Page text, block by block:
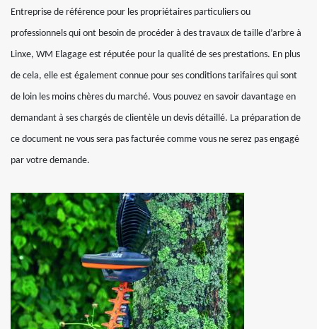
Entreprise de référence pour les propriétaires particuliers ou
professionnels qui ont besoin de procéder à des travaux de taille d’arbre à
Linxe, WM Elagage est réputée pour la qualité de ses prestations. En plus
de cela, elle est également connue pour ses conditions tarifaires qui sont
de loin les moins chères du marché. Vous pouvez en savoir davantage en
demandant à ses chargés de clientèle un devis détaillé. La préparation de
ce document ne vous sera pas facturée comme vous ne serez pas engagé
par votre demande.